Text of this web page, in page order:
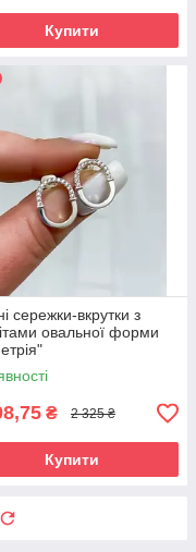
Купити
сережки-вкрутки з
овальної форми
₴ 2 325 ₴
Купити